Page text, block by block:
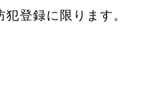
登録に限ります。